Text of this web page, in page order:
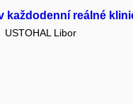
každodenní reálné
USTOHAL Libor